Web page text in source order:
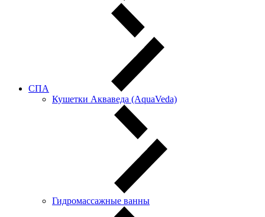
СПА
Кушетки Акваведа (AquaVeda)
Гидромассажные ванны